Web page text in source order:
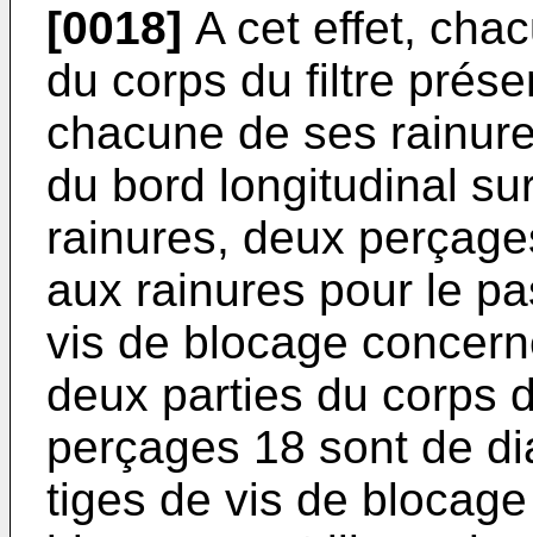
[0018] A cet effet,
du corps du filtre
chacune de ses
du bord longitudinal
rainures, deux
aux rainures pour le
vis de blocage
deux parties du corps
perçages 18 sont de
tiges de vis de